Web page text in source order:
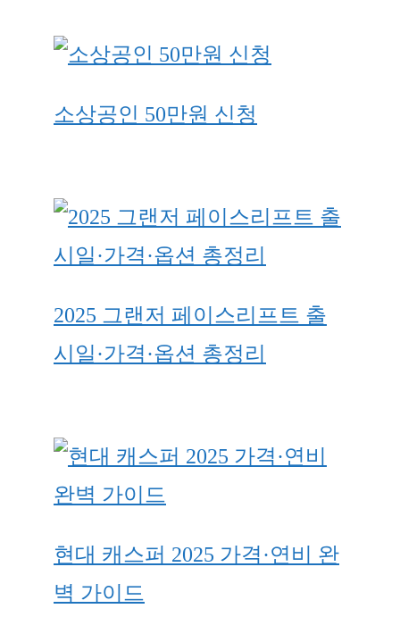
소상공인 50만원 신청
2025 그랜저 페이스리프트 출
시일·가격·옵션 총정리
현대 캐스퍼 2025 가격·연비 완
벽 가이드